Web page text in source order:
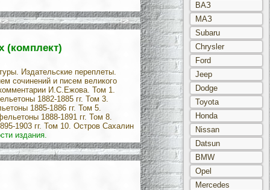
ВАЗ
МАЗ
Subaru
Chrysler
Ford
Jeep
Dodge
Toyota
Honda
Nissan
Datsun
BMW
Opel
Mercedes
(комплект)
Издательские переплеты.
сочинений и писем великого
И.С.Ежова. Том 1.
1882-1885 гг. Том 3.
1885-1886 гг. Том 5.
1888-1891 гг. Том 8.
1903 гг. Том 10. Остров Сахалин
издания.